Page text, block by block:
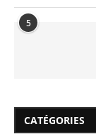
5
CATÉGORIES